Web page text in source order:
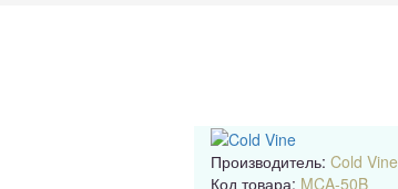
Производитель: Cold Vine
Код товара: MCA-50B